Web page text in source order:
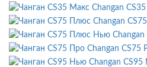
Changan
Changan
Changan
Changan CS75
Changan CS95